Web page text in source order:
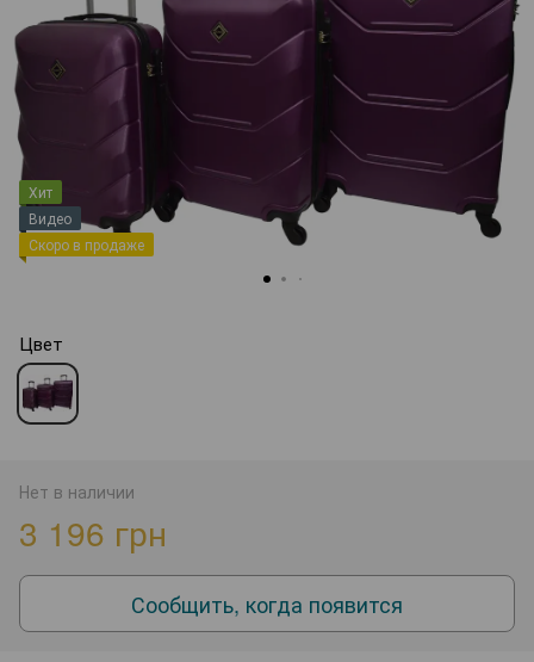
Хит
Видео
Скоро в продаже
Цвет
Нет в наличии
3 196 грн
Сообщить, когда появится